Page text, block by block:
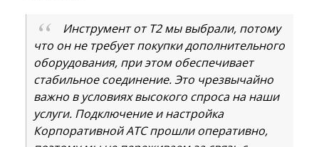
Инструмент от Т2 мы выбрали, потому
что он не требует покупки дополнительного
оборудования, при этом обеспечивает
стабильное соединение. Это чрезвычайно
важно в условиях высокого спроса на наши
услуги. Подключение и настройка
Корпоративной АТС прошли оперативно,